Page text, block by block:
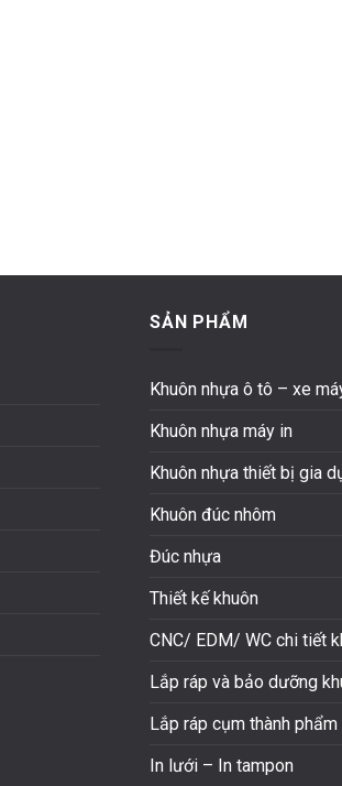
SẢN PHẨM
Khuôn nhựa ô tô – xe
Khuôn nhựa máy in
Khuôn nhựa thiết bị gia
Khuôn đúc nhôm
Đúc nhựa
Thiết kế khuôn
CNC/ EDM/ WC chi tiết
Lắp ráp và bảo dưỡng
Lắp ráp cụm thành phẩm
In lưới – In tampon